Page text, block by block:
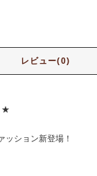
レビュー(0)
★
ション新登場！